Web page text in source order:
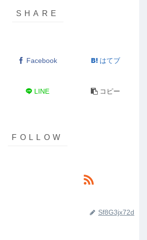
Facebook はてブ
LINE コピー
Sf8G3jx72d